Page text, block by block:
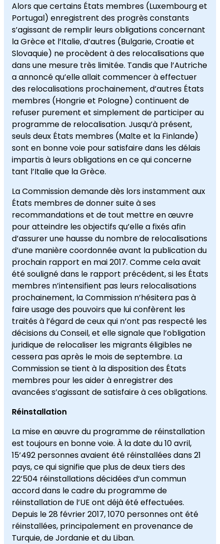
Alors que certains États membres (Luxembourg et
Portugal) enregistrent des progrès constants
s’agissant de remplir leurs obligations concernant
la Grèce et l’Italie, d’autres (Bulgarie, Croatie et
Slovaquie) ne procèdent à des relocalisations que
dans une mesure très limitée. Tandis que l’Autriche
a annoncé qu’elle allait commencer à effectuer
des relocalisations prochainement, d’autres États
membres (Hongrie et Pologne) continuent de
refuser purement et simplement de participer au
programme de relocalisation. Jusqu’à présent,
seuls deux États membres (Malte et la Finlande)
sont en bonne voie pour satisfaire dans les délais
impartis à leurs obligations en ce qui concerne
tant l’Italie que la Grèce.
La Commission demande dès lors instamment aux
États membres de donner suite à ses
recommandations et de tout mettre en œuvre
pour atteindre les objectifs qu’elle a fixés afin
d’assurer une hausse du nombre de relocalisations
d’une manière coordonnée avant la publication du
prochain rapport en mai 2017. Comme cela avait
été souligné dans le rapport précédent, si les États
membres n’intensifient pas leurs relocalisations
prochainement, la Commission n’hésitera pas à
faire usage des pouvoirs que lui confèrent les
traités à l’égard de ceux qui n’ont pas respecté les
décisions du Conseil, et elle signale que l’obligation
juridique de relocaliser les migrants éligibles ne
cessera pas après le mois de septembre. La
Commission se tient à la disposition des États
membres pour les aider à enregistrer des
avancées s’agissant de satisfaire à ces obligations.
Réinstallation
La mise en œuvre du programme de réinstallation
est toujours en bonne voie. À la date du 10 avril,
15’492 personnes avaient été réinstallées dans 21
pays, ce qui signifie que plus de deux tiers des
22’504 réinstallations décidées d’un commun
accord dans le cadre du programme de
réinstallation de l’UE ont déjà été effectuées.
Depuis le 28 février 2017, 1070 personnes ont été
réinstallées, principalement en provenance de
Turquie, de Jordanie et du Liban.